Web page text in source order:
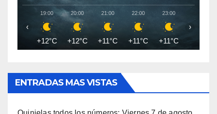
19:00
+12°C
20:00
+12°C
21:00
+11°C
22:00
+11°C
23:00
+11°C +10°C
‹ ›
ENTRADAS MAS VISTAS